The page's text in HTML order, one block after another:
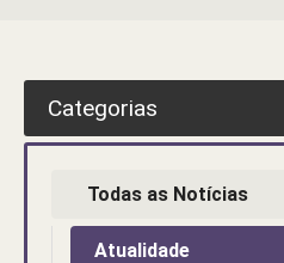
Categorias
Todas as Notícias
Atualidade